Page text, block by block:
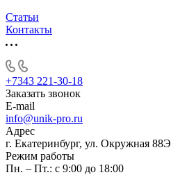
Статьи
Контакты
+7343 221-30-18
Заказать звонок
E-mail
info@unik-pro.ru
Адрес
г. Екатеринбург, ул. Окружная 88Э
Режим работы
Пн. – Пт.: с 9:00 до 18:00